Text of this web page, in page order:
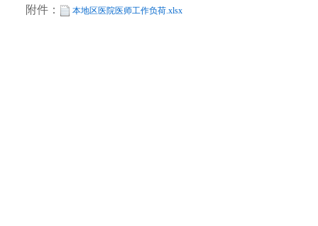
附件：
本地区医院医师工作负荷.xlsx